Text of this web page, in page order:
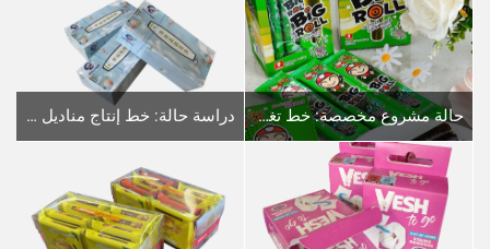
حالة مشروع مخصصة: خط تغليف أوتوماتيكي تلقائي للفائف النوري (أربع خطوط تغليف على شكل وسائد متصلة بجهاز تغليف واحد) دراسة حالة: خط إنتاج مناديل الوجه (المناديل المعبأة في علب والمناديل المعبأة في عبوات لينة)